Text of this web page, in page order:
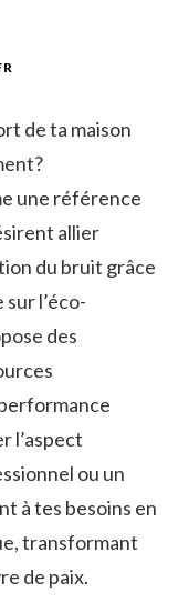
de ta maison
une référence
allier
du bruit grâce
l’éco-
des
l’aspect
ou un
à tes besoins en
transformant
de paix.